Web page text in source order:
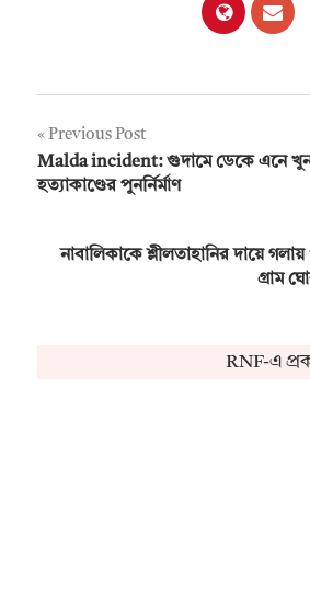
Post
navigation
Previous Post
Malda incident: গুদামে ডেকে এনে
হত্যাকাণ্ডের পুনর্নির্মাণ
নাবালিকাকে শ্লীলতাহানির দায়ে গলায়
গ্রাম
RNF-এ